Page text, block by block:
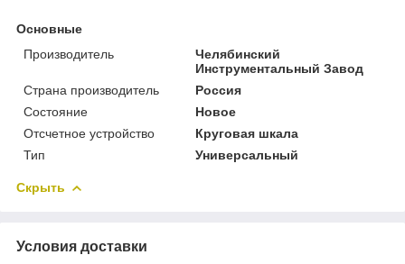
Основные
Производитель
Челябинский
Инструментальный Завод
Страна производитель
Россия
Состояние
Новое
Отсчетное устройство
Круговая шкала
Тип
Универсальный
Скрыть
Условия доставки